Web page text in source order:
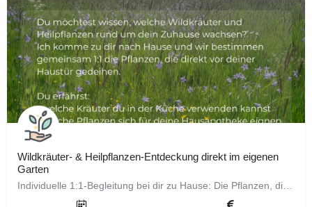
Wildkräuter‑ & Heilpflanzen‑Entdeckung direkt im eigenen
Garten